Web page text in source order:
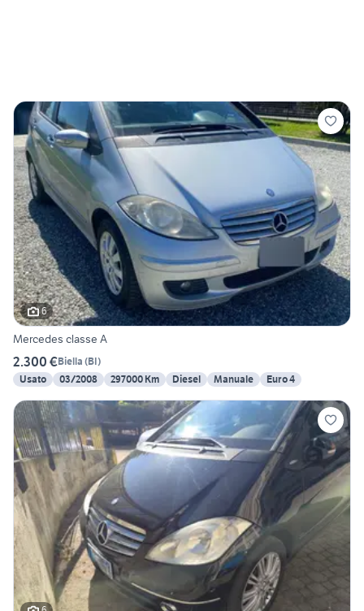
6
Mercedes classe A
2.300 €Biella (BI)
Usato
03/2008 297000 Km Diesel Manuale Euro 4